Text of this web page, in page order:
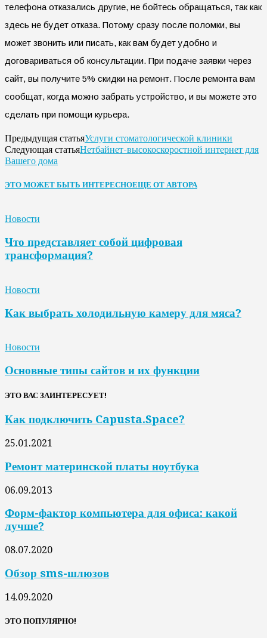
телефона отказались другие, не бойтесь обращаться, так как
здесь не будет отказа. Потому сразу после поломки, вы
может звонить или писать, как вам будет удобно и
договариваться об консультации. При подаче заявки через
сайт, вы получите 5% скидки на ремонт. После ремонта вам
сообщат, когда можно забрать устройство, и вы можете это
сделать при помощи курьера.
Предыдущая статьяУслуги стоматологической клиники
Следующая статьяНетбайнет-высокоскоростной интернет для
Вашего дома
ЭТО МОЖЕТ БЫТЬ ИНТЕРЕСНОЕЩЕ ОТ АВТОРА
Новости
Что представляет собой цифровая
трансформация?
Новости
Как выбрать холодильную камеру для мяса?
Новости
Основные типы сайтов и их функции
ЭТО ВАС ЗАИНТЕРЕСУЕТ!
Как подключить Capusta.Space?
25.01.2021
Ремонт материнской платы ноутбука
06.09.2013
Форм-фактор компьютера для офиса: какой
лучше?
08.07.2020
Обзор sms-шлюзов
14.09.2020
ЭТО ПОПУЛЯРНО!